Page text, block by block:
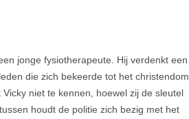
jonge fysiotherapeute. Hij verdenkt een
die zich bekeerde tot het christendom.
niet te kennen, hoewel zij de sleutel
houdt de politie zich bezig met het